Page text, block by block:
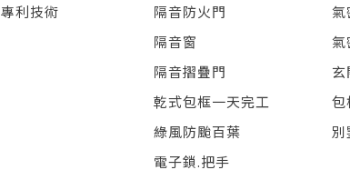
專利技術
隔音防火門
隔音窗
隔音摺疊門
乾式包框一天完工
綠風防颱百葉
電子鎖.把手
氣
氣
玄
包
別